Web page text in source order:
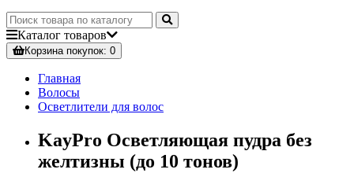
Каталог товаров
Корзинапокупок: 0
Главная
Волосы
Осветлители для волос
KayPro Осветляющая пудра без
желтизны (до 10 тонов)